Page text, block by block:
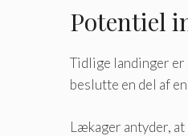
Potentiel
Tidlige landinger
beslutte en del af
Lækager antyder,